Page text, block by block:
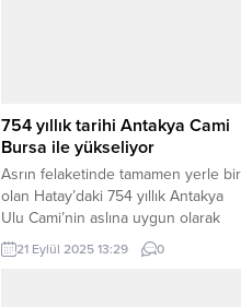
754 yıllık tarihi Antakya Cami
Bursa ile yükseliyor
Asrın felaketinde tamamen yerle bir
olan Hatay’daki 754 yıllık Antakya
Ulu Cami’nin aslına uygun olarak
yeniden ayağa kaldırılması için
çalışmalarını tüm hızıyla sürdüren
21 Eylül 2025 13:29 0